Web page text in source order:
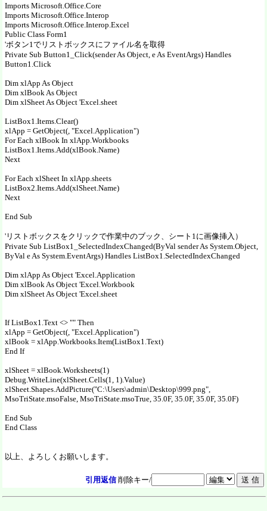
Imports Microsoft.Office.Core
Imports Microsoft.Office.Interop
Imports Microsoft.Office.Interop.Excel
Public Class Form1
'ボタン1でリストボックスにファイル名を取得
Private Sub Button1_Click(sender As Object, e As EventArgs) Handles
Button1.Click
Dim xlApp As Object
Dim xlBook As Object
Dim xlSheet As Object 'Excel.sheet
ListBox1.Items.Clear()
xlApp = GetObject(, "Excel.Application")
For Each xlBook In xlApp.Workbooks
ListBox1.Items.Add(xlBook.Name)
Next
For Each xlSheet In xlApp.sheets
ListBox2.Items.Add(xlSheet.Name)
Next
End Sub
'リストボックスをクリックで作業中のブック、シート1に画像挿入）
Private Sub ListBox1_SelectedIndexChanged(ByVal sender As System.Object,
ByVal e As System.EventArgs) Handles ListBox1.SelectedIndexChanged
Dim xlApp As Object 'Excel.Application
Dim xlBook As Object 'Excel.Workbook
Dim xlSheet As Object 'Excel.sheet
If ListBox1.Text <> "" Then
xlApp = GetObject(, "Excel.Application")
xlBook = xlApp.Workbooks.Item(ListBox1.Text)
End If
xlSheet = xlBook.Worksheets(1)
Debug.WriteLine(xlSheet.Cells(1, 1).Value)
xlSheet.Shapes.AddPicture("C:\Users\admin\Desktop\999.png",
MsoTriState.msoFalse, MsoTriState.msoTrue, 35.0F, 35.0F, 35.0F, 35.0F)
End Sub
End Class
以上、よろしくお願いします。
引用返信 削除キー/